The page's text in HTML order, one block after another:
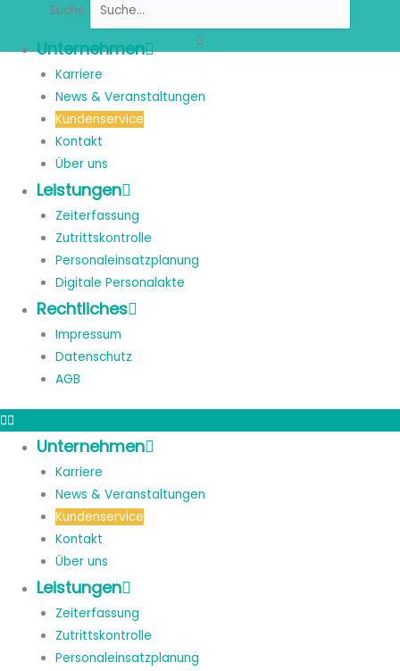
Suche
Unternehmen
Karriere
News & Veranstaltungen
Kundenservice
Kontakt
Über uns
Leistungen
Zeiterfassung
Zutrittskontrolle
Personaleinsatzplanung
Digitale Personalakte
Rechtliches
Impressum
Datenschutz
AGB
Unternehmen
Karriere
News & Veranstaltungen
Kundenservice
Kontakt
Über uns
Leistungen
Zeiterfassung
Zutrittskontrolle
Personaleinsatzplanung